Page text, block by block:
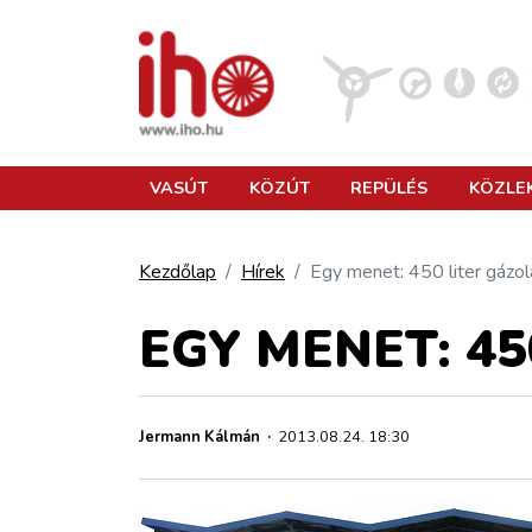
KÖZLEKEDÉSFEJLESZTÉS
VASÚT KÖZÚT REPÜLÉS
Kezdőlap Hírek Egy menet: 450 liter
EGY MENET:
Jermann Kálmán · 2013.08.24. 18:30